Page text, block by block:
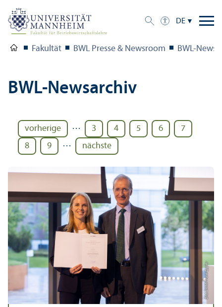
DE
Fakultät BWL Presse & Newsroom BWL-
BWL-Newsarchiv
vorherige … 3 4 5 6
7
8
9 … nächste
Bild: SWM/
Frank Eppler